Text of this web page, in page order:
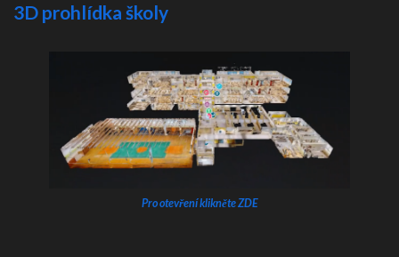
3D prohlídka školy
Pro otevření klikněte ZDE